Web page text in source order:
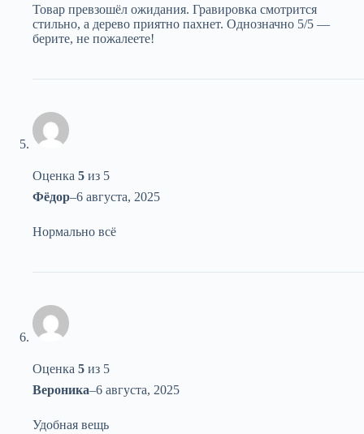
Товар превзошёл ожидания. Гравировка смотрится
стильно, а дерево приятно пахнет. Однозначно 5/5 —
берите, не пожалеете!
Оценка 5 из 5
Фёдор–6 августа, 2025
Нормально всё
Оценка 5 из 5
Вероника–6 августа, 2025
Удобная вещь